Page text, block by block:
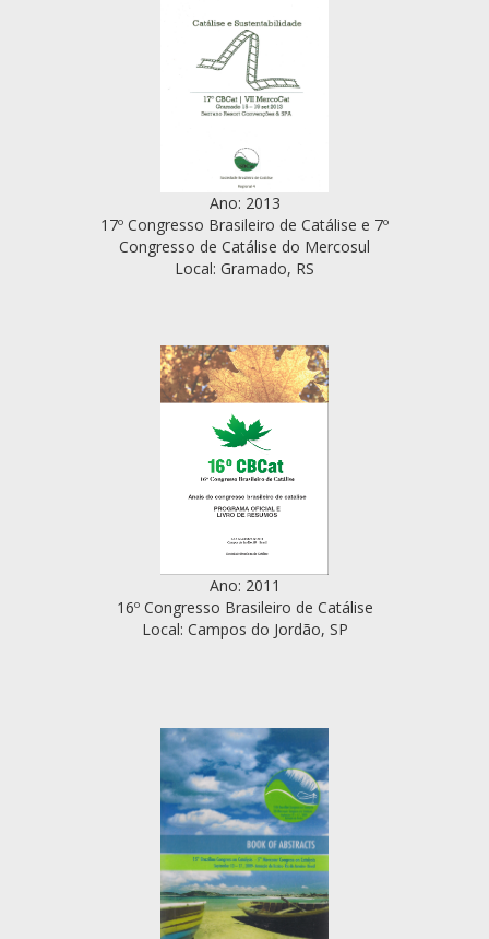
Ano: 2013
17º Congresso Brasileiro de Catálise e 7º
Congresso de Catálise do Mercosul
Local: Gramado, RS
Ano: 2011
16º Congresso Brasileiro de Catálise
Local: Campos do Jordão, SP